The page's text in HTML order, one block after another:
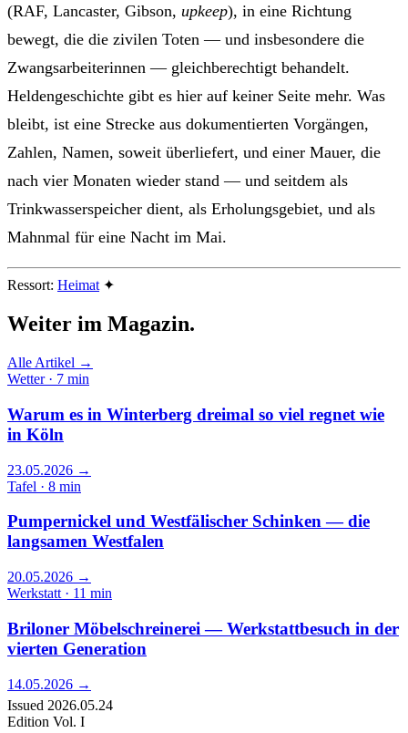
(RAF, Lancaster, Gibson, upkeep), in eine Richtung
bewegt, die die zivilen Toten — und insbesondere die
Zwangsarbeiterinnen — gleichberechtigt behandelt.
Heldengeschichte gibt es hier auf keiner Seite mehr. Was
bleibt, ist eine Strecke aus dokumentierten Vorgängen,
Zahlen, Namen, soweit überliefert, und einer Mauer, die
nach vier Monaten wieder stand — und seitdem als
Trinkwasserspeicher dient, als Erholungsgebiet, und als
Mahnmal für eine Nacht im Mai.
Ressort: Heimat ✦
Weiter im Magazin.
Alle Artikel →
Wetter · 7 min
Warum es in Winterberg dreimal so viel regnet wie
in Köln
23.05.2026 →
Tafel · 8 min
Pumpernickel und Westfälischer Schinken — die
langsamen Westfalen
20.05.2026 →
Werkstatt · 11 min
Briloner Möbelschreinerei — Werkstattbesuch in der
vierten Generation
14.05.2026 →
Issued 2026.05.24
Edition Vol. I